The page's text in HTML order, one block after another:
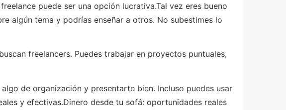
puede ser una opción lucrativa.Tal vez eres bueno
algún tema y podrías enseñar a otros. No subestimes lo
freelancers. Puedes trabajar en proyectos puntuales,
de organización y presentarte bien. Incluso puedes usar
y efectivas.Dinero desde tu sofá: oportunidades reales